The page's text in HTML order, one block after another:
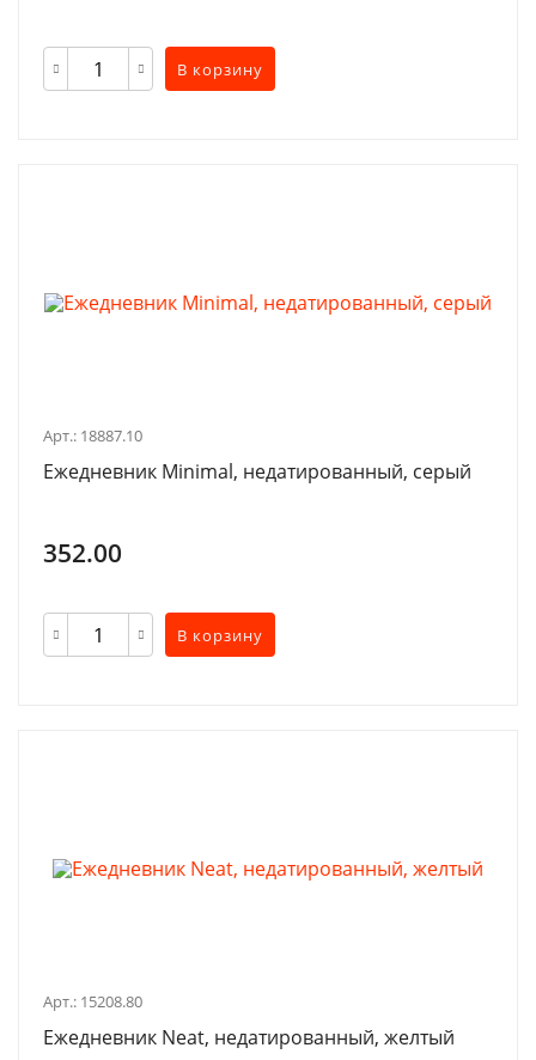
В корзину
Арт.: 18887.10
Ежедневник Minimal, недатированный, серый
352.00
В корзину
Арт.: 15208.80
Ежедневник Neat, недатированный, желтый